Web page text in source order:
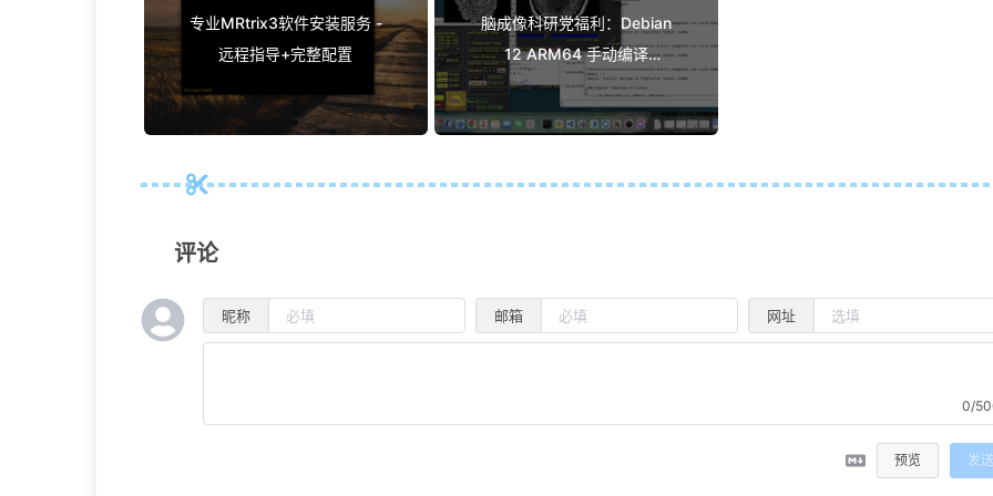
专业MRtrix3软件安装服务 -
远程指导+完整配置
脑成像科研党福利：Debian
12 ARM64 手动编译
AFNI/SUMA 笔记 (适配
macOS Tahoe)
评论
昵称 邮箱 网址
0/
预览 发送